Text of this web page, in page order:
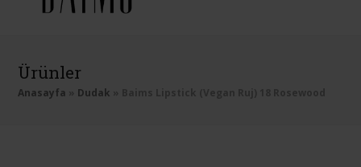
Ürünler
Anasayfa Dudak